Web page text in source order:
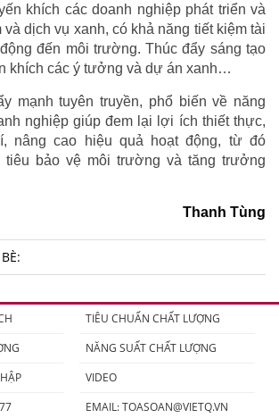
khích các doanh nghiệp phát triển và
và dịch vụ xanh, có khả năng tiết kiệm tài
đến môi trường. Thúc đẩy sáng tạo
khích các ý tưởng và dự án xanh…
mạnh tuyên truyền, phổ biến về năng
nghiệp giúp đem lại lợi ích thiết thực,
nâng cao hiệu quả hoạt động, từ đó
tiêu bảo vệ môi trường và tăng trưởng
Thanh Tùng
TIÊU CHUẨN CHẤT LƯỢNG
NĂNG SUẤT CHẤT LƯỢNG
VIDEO
EMAIL:TOASOAN@VIETQ.VN